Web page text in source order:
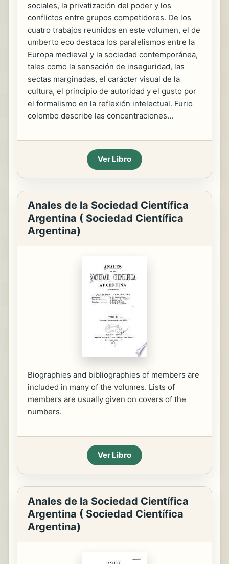
sociales, la privatización del poder y los
conflictos entre grupos competidores. De los
cuatro trabajos reunidos en este volumen, el de
umberto eco destaca los paralelismos entre la
Europa medieval y la sociedad contemporánea,
tales como la sensación de inseguridad, las
sectas marginadas, el carácter visual de la
cultura, el principio de autoridad y el gusto por
el formalismo en la reflexión intelectual. Furio
colombo describe las concentraciones...
Ver Libro
Anales de la Sociedad Científica
Argentina ( Sociedad Científica
Argentina)
Biographies and bibliographies of members are
included in many of the volumes. Lists of
members are usually given on covers of the
numbers.
Ver Libro
Anales de la Sociedad Científica
Argentina ( Sociedad Científica
Argentina)